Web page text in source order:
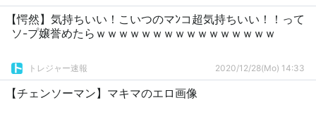
【愕然】気持ちいい！こいつのマﾝコ超気持ちいい！！って
ソ-プ嬢誉めたらｗｗｗｗｗｗｗｗｗｗｗｗｗｗｗｗ
トレジャー速報 2020/12/28(Mo) 14:33
【チェンソーマン】マキマのエロ画像